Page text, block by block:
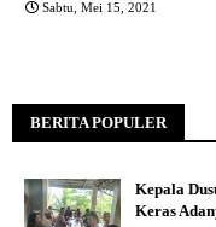
Sabtu, Mei 15, 2021
BERITA POPULER
Kepala
Keras